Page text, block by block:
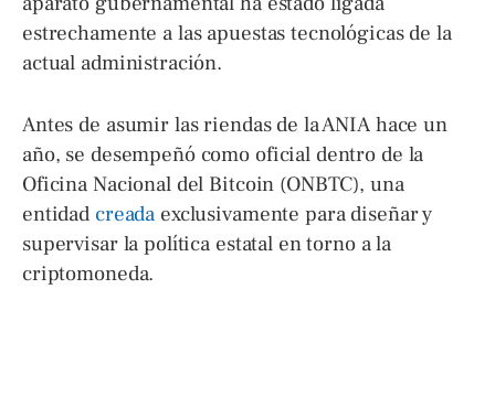
estrechamente a las apuestas tecnológicas de la
actual administración.
Antes de asumir las riendas de la ANIA hace un
año, se desempeñó como oficial dentro de la
Oficina Nacional del Bitcoin (ONBTC), una
entidad creada exclusivamente para diseñar y
supervisar la política estatal en torno a la
criptomoneda.